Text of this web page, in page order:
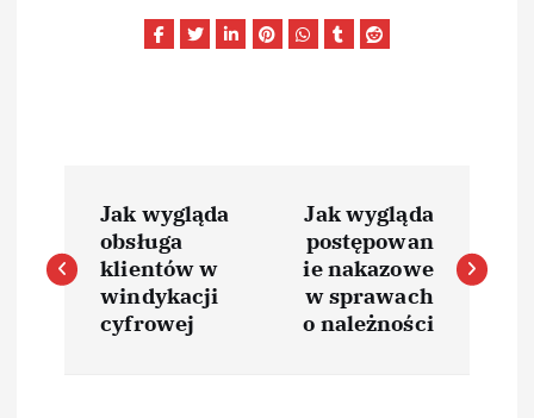
a
Jak wygląda
obsługa
klientów w
windykacji
cyfrowej
Jak wygląda
postępowan
ie nakazowe
w sprawach
o należności